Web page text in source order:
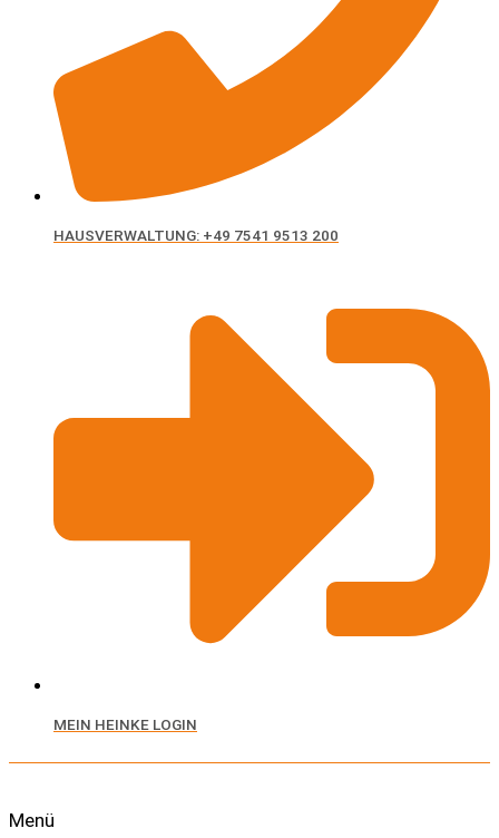
HAUSVERWALTUNG: +49 7541 9513 200
MEIN HEINKE LOGIN
Menü